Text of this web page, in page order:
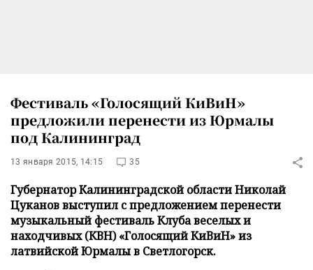
Фестиваль «Голосящий КиВиН»
предложили перенести из Юрмалы
под Калининград
13 января 2015, 14:15 35
Губернатор Калининградской области Николай
Цуканов выступил с предложением перенести
музыкальный фестиваль Клуба веселых и
находчивых (КВН) «Голосящий КиВиН» из
латвийской Юрмалы в Светлогорск.